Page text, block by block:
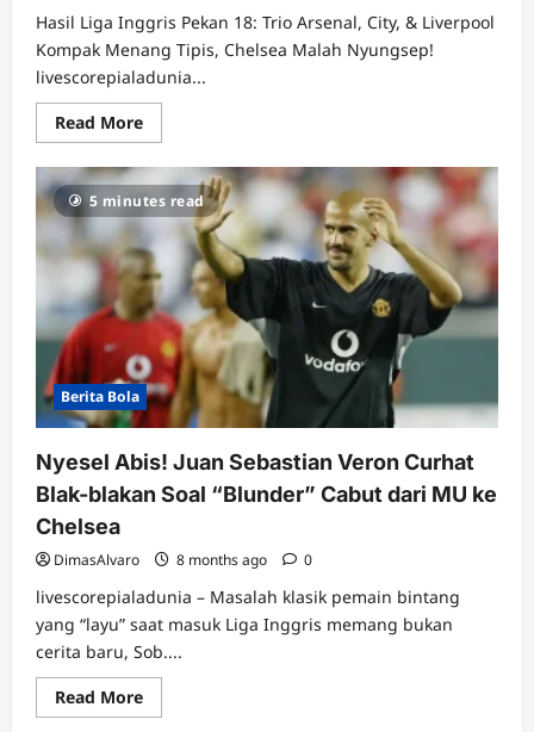
Hasil Liga Inggris Pekan 18: Trio Arsenal, City, & Liverpool
Kompak Menang Tipis, Chelsea Malah Nyungsep!
livescorepialadunia...
Read MoreRead
more
Hasil
Liga
Inggris
Pekan
Trio
Arsenal,
City,
&
Liverpool
Kompak
Menang
Tipis,
Chelsea
Malah
Nyungsep!
5 minutes read
Berita Bola
Nyesel Abis! Juan Sebastian Veron Curhat
Blak-blakan Soal “Blunder” Cabut dari MU ke
Chelsea
DimasAlvaro 8 months ago 0
livescorepialadunia – Masalah klasik pemain bintang
yang “layu” saat masuk Liga Inggris memang bukan
cerita baru, Sob....
Read MoreRead
more